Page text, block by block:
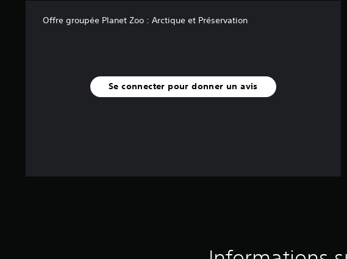
Offre groupée Planet Zoo : Arctique et Préservation
Se connecter pour donner un avis